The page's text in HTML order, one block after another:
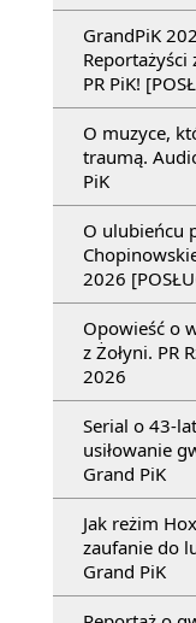
GrandPiK
Reportażyści
PR PiK!
O muzyce,
traumą.
PiK
O ulubieńcu
2026
Opowieść o
z Żołyni. PR
2026
Serial o 43-
usiłowanie
Grand PiK
Jak reżim
zaufanie do
Grand PiK